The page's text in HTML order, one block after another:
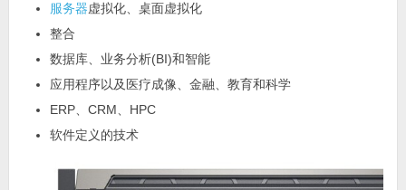
服务器虚拟化、桌面虚拟化
整合
数据库、业务分析(BI)和智能
应用程序以及医疗成像、金融、教育和科学
ERP、CRM、HPC
软件定义的技术